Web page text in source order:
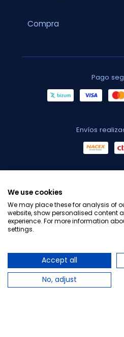
Compra
Pago
Envíos
We use cookies
We may place these for analysis of
website, show personalised content
experience. For more information
settings.
Accept all
No, adjust